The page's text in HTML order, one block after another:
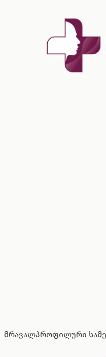
მრავალპროფილური